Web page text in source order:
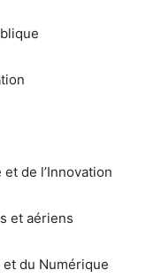
de l’Innovation
et aériens
du Numérique